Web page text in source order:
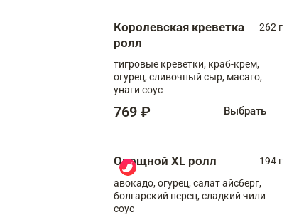
Королевская креветка
ролл
262 г
тигровые креветки, краб-крем,
огурец, сливочный сыр, масаго,
унаги соус
769 ₽ Выбрать
Овощной XL ролл
194 г
авокадо, огурец, салат айсберг,
болгарский перец, сладкий чили
соус